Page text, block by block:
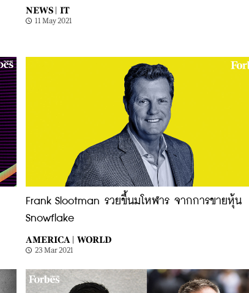
NEWS | IT
11 May 2021
Frank Slootman รวยขึ้นมโหฬาร จากการขายหุ้น
Snowflake
AMERICA | WORLD
23 Mar 2021